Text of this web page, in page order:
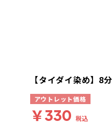
【タイダイ染め】8
アウトレット価格
￥330 税込